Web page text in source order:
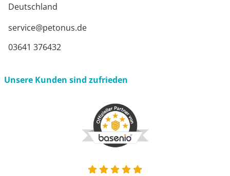
Deutschland
service@petonus.de
03641 376432
Unsere Kunden sind zufrieden
4.9 von 5